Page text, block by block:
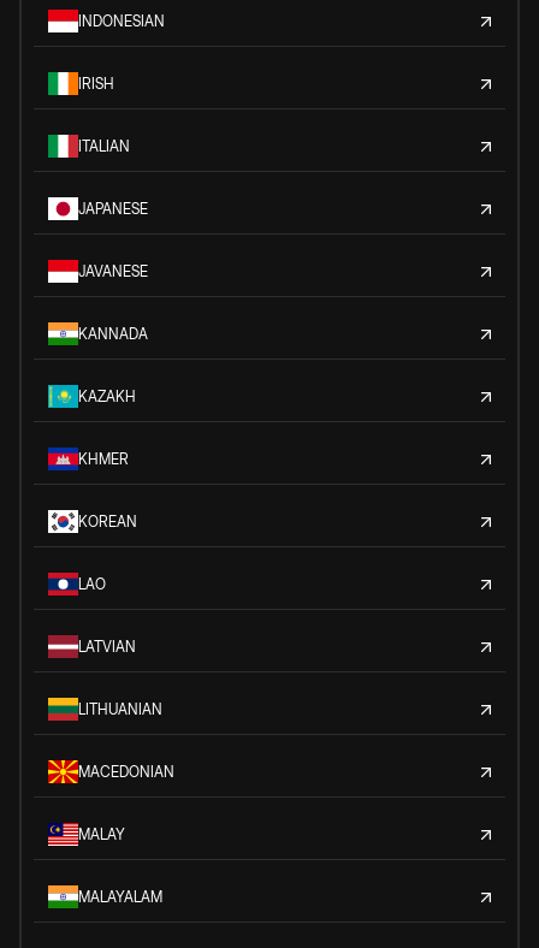
INDONESIAN
IRISH
ITALIAN
JAPANESE
JAVANESE
KANNADA
KAZAKH
KHMER
KOREAN
LAO
LATVIAN
LITHUANIAN
MACEDONIAN
MALAY
MALAYALAM